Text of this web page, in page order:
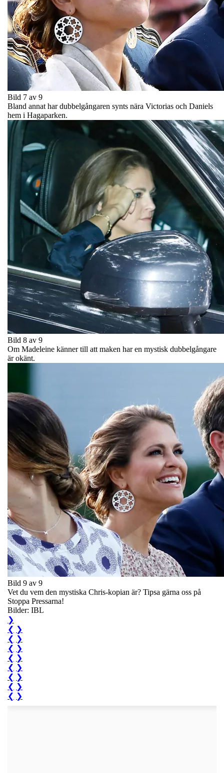
Bild 7 av 9
Bland annat har dubbelgångaren synts nära Victorias och Daniels
hem i Hagaparken.
Bild 8 av 9
Om Madeleine känner till att maken har en mystisk dubbelgångare
är okänt.
Bild 9 av 9
Vet du vem den mystiska Chris-kopian är? Tipsa gärna oss på
Stoppa Pressarna!
Bilder: IBL
❯
❮ ❯
❮ ❯
❮ ❯
❮ ❯
❮ ❯
❮ ❯
❮ ❯
❮ ❯